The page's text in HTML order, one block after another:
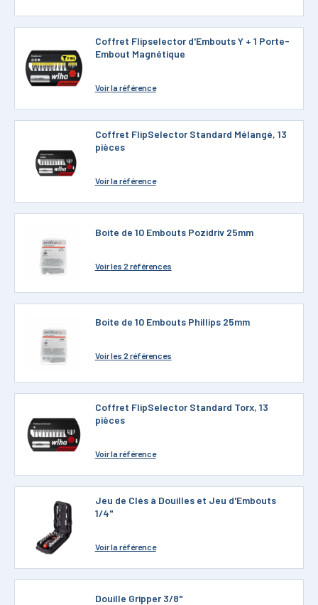
Coffret Flipselector d'Embouts Y + 1 Porte-
Embout Magnétique
Voirla référence
Coffret FlipSelector Standard Mélangé, 13
pièces
Voirla référence
Boite de 10 Embouts Pozidriv 25mm
Voirles 2 références
Boite de 10 Embouts Phillips 25mm
Voirles 2 références
Coffret FlipSelector Standard Torx, 13
pièces
Voirla référence
Jeu de Clés à Douilles et Jeu d'Embouts
1/4"
Voirla référence
Douille Gripper 3/8"